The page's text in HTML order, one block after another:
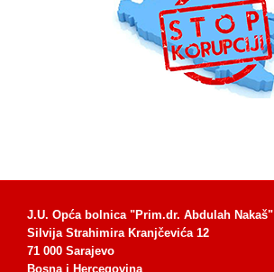
J.U. Opća bolnica "Prim.dr. Abdulah Nakaš"
Silvija Strahimira Kranjčevića 12
71 000 Sarajevo
Bosna i Hercegovina